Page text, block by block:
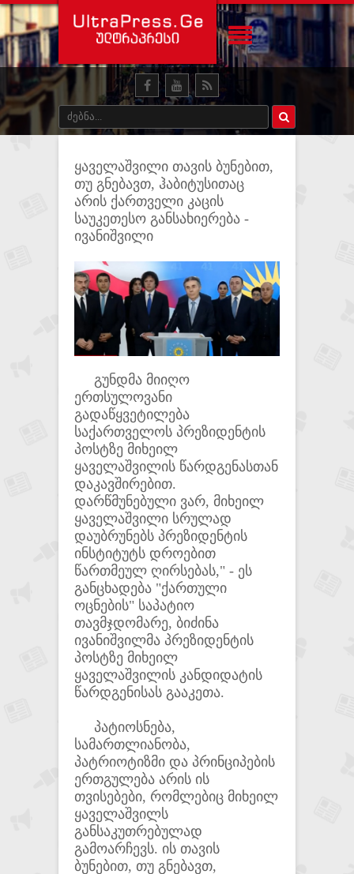
ყაველაშვილი თავის ბუნებით,
თუ გნებავთ, ჰაბიტუსითაც
არის ქართველი კაცის
საუკეთესო განსახიერება -
ივანიშვილი
გუნდმა მიიღო
ერთსულოვანი
გადაწყვეტილება
საქართველოს პრეზიდენტის
პოსტზე მიხეილ
ყაველაშვილის წარდგენასთან
დაკავშირებით.
დარწმუნებული ვარ, მიხეილ
ყაველაშვილი სრულად
დაუბრუნებს პრეზიდენტის
ინსტიტუტს დროებით
წართმეულ ღირსებას," - ეს
განცხადება "ქართული
ოცნების" საპატიო
თავმჯდომარე, ბიძინა
ივანიშვილმა პრეზიდენტის
პოსტზე მიხეილ
ყაველაშვილის კანდიდატის
წარდგენისას გააკეთა.
პატიოსნება,
სამართლიანობა,
პატრიოტიზმი და პრინციპების
ერთგულება არის ის
თვისებები, რომლებიც მიხეილ
ყაველაშვილს
განსაკუთრებულად
გამოარჩევს. ის თავის
ბუნებით, თუ გნებავთ,